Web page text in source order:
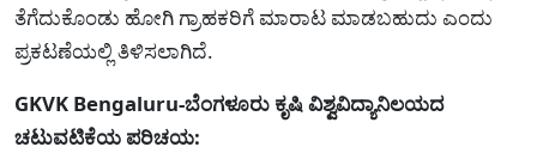
ತೆಗೆದುಕೊಂಡು ಹೋಗಿ ಗ್ರಾಹಕರಿಗೆ ಮಾರಾಟ ಮಾಡಬಹುದು ಎಂದು
ಪ್ರಕಟಣೆಯಲ್ಲಿ ತಿಳಿಸಲಾಗಿದೆ.
GKVK Bengaluru-ಬೆಂಗಳೂರು ಕೃಷಿ ವಿಶ್ವವಿದ್ಯಾನಿಲಯದ
ಚಟುವಟಿಕೆಯ ಪರಿಚಯ: